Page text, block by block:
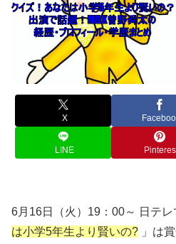
X
LINE
6月16日（火）19：00～ 日テレ
は小学5年生より賢いの? 」は